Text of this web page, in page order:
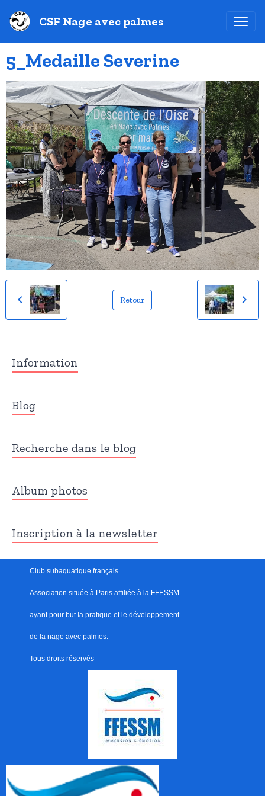
CSF Nage avec palmes
5_Medaille Severine
Retour
Information
Blog
Recherche dans le blog
Album photos
Inscription à la newsletter
Club subaquatique français
Association située à Paris affiliée à la FFESSM
ayant pour but la pratique et le développement
de la nage avec palmes.
Tous droits réservés